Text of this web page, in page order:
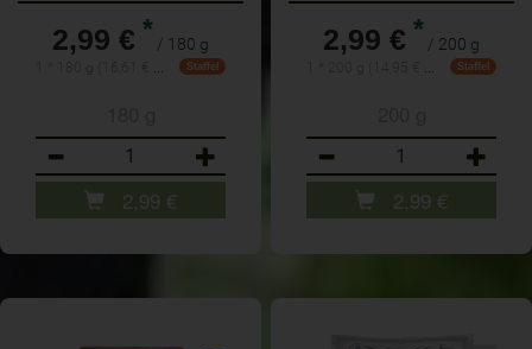
2,99 € * / 180 g
Staffel
2,99 €
2,99 € * / 200 g
Staffel
2,99 €